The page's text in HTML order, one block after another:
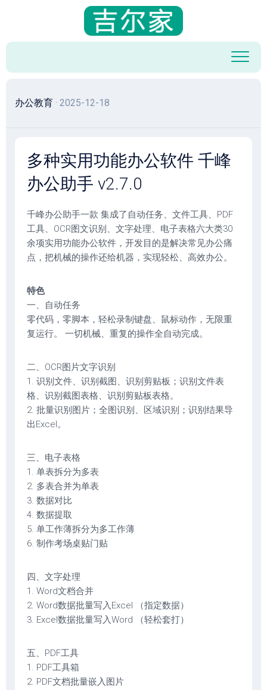
容
办公教育 · 2025-12-18
多种实用功能办公软件 千峰
办公助手 v2.7.0
千峰办公助手一款 集成了自动任务、文件工具、PDF
工具、OCR图文识别、文字处理、电子表格六大类30
余项实用功能办公软件，开发目的是解决常见办公痛
点，把机械的操作还给机器，实现轻松、高效办公。
特色
一、自动任务
零代码，零脚本，轻松录制键盘、鼠标动作，无限重
复运行。 一切机械、重复的操作全自动完成。
二、OCR图片文字识别
1. 识别文件、识别截图、识别剪贴板；识别文件表
格、识别截图表格、识别剪贴板表格。
2. 批量识别图片；全图识别、区域识别；识别结果导
出Excel。
三、电子表格
1. 单表拆分为多表
2. 多表合并为单表
3. 数据对比
4. 数据提取
5. 单工作薄拆分为多工作薄
6. 制作考场桌贴门贴
四、文字处理
1. Word文档合并
2. Word数据批量写入Excel （指定数据）
3. Excel数据批量写入Word （轻松套打）
五、PDF工具
1. PDF工具箱
2. PDF文档批量嵌入图片